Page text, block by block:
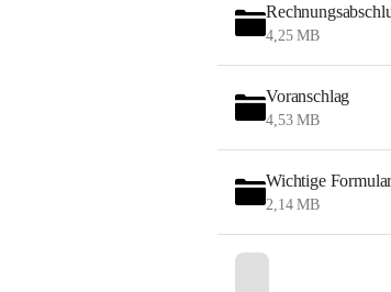
4,25 MB
Voranschlag
4,53 MB
Wichtige
2,14 MB